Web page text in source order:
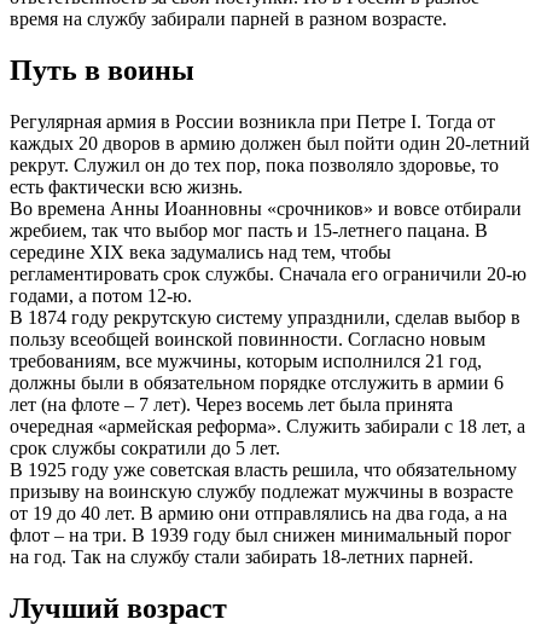
время на службу забирали парней в разном возрасте.
Путь в воины
Регулярная армия в России возникла при Петре I. Тогда от
каждых 20 дворов в армию должен был пойти один 20-летний
рекрут. Служил он до тех пор, пока позволяло здоровье, то
есть фактически всю жизнь.
Во времена Анны Иоанновны «срочников» и вовсе отбирали
жребием, так что выбор мог пасть и 15-летнего пацана. В
середине XIX века задумались над тем, чтобы
регламентировать срок службы. Сначала его ограничили 20-ю
годами, а потом 12-ю.
В 1874 году рекрутскую систему упразднили, сделав выбор в
пользу всеобщей воинской повинности. Согласно новым
требованиям, все мужчины, которым исполнился 21 год,
должны были в обязательном порядке отслужить в армии 6
лет (на флоте – 7 лет). Через восемь лет была принята
очередная «армейская реформа». Служить забирали с 18 лет, а
срок службы сократили до 5 лет.
В 1925 году уже советская власть решила, что обязательному
призыву на воинскую службу подлежат мужчины в возрасте
от 19 до 40 лет. В армию они отправлялись на два года, а на
флот – на три. В 1939 году был снижен минимальный порог
на год. Так на службу стали забирать 18-летних парней.
Лучший возраст